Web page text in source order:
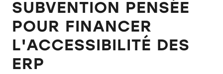
SUBVENTION PENSÉE
POUR FINANCER
L'ACCESSIBILITÉ DES
ERP